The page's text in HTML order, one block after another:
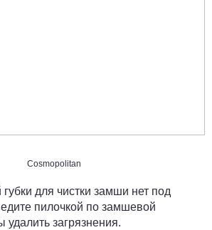
Cosmopolitan
губки для чистки замши нет под
пилочкой по замшевой
удалить загрязнения.